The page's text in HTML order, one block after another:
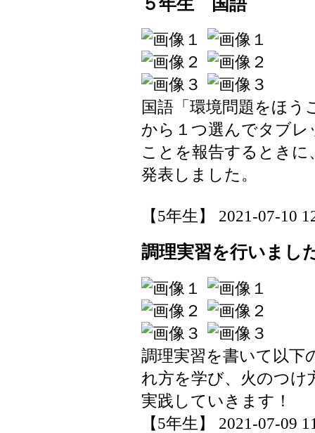
国語「環境問題をほう
から１つ選んでタブ
ことを報告するとき
発表しました。
【5年生】 2021-07-10
調理実習を行いまし
調理実習を書いて以下
れ方を学び、火のつけ
実践していきます！
【5年生】 2021-07-09